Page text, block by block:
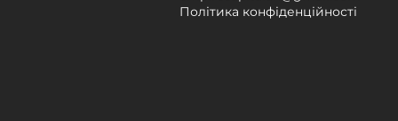
Політика конфіденційності